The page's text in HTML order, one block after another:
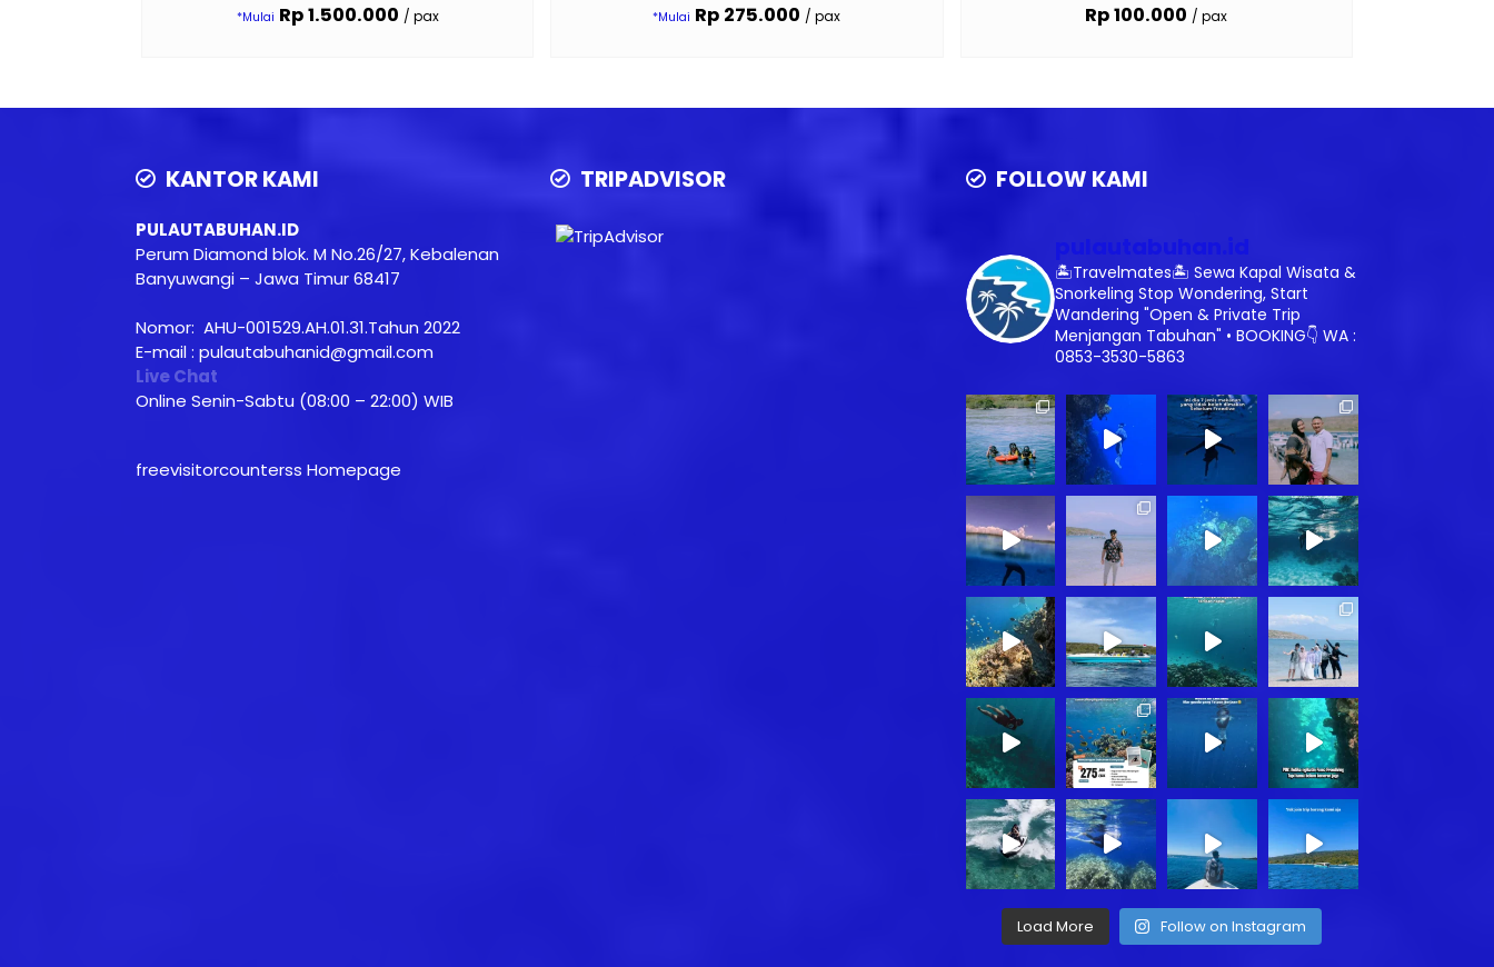
*Mulai Rp 1.500.000 / pax *Mulai Rp 275.000 / pax Rp 100.000 / pax
KANTOR KAMI
PULAUTABUHAN.ID
Perum Diamond blok. M No.26/27, Kebalenan
Banyuwangi – Jawa Timur 68417
Nomor: AHU-001529.AH.01.31.Tahun 2022
E-mail : pulautabuhanid@gmail.com
Live Chat
Online Senin-Sabtu (08:00 – 22:00) WIB
freevisitorcounterss Homepage
TRIPADVISOR FOLLOW KAMI
🏝️Travelmates🏝️ Sewa Kapal Wisata &
Snorkeling Stop Wondering, Start
Wandering "Open & Private Trip
Menjangan Tabuhan" • BOOKING👇 WA :
0853-3530-5863
Load More Follow on Instagram